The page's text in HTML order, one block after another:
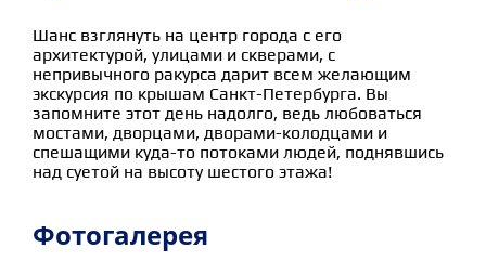
Шанс взглянуть на центр города с его
архитектурой, улицами и скверами, с
непривычного ракурса дарит всем желающим
экскурсия по крышам Санкт-Петербурга. Вы
запомните этот день надолго, ведь любоваться
мостами, дворцами, дворами-колодцами и
спешащими куда-то потоками людей, поднявшись
над суетой на высоту шестого этажа!
Фотогалерея